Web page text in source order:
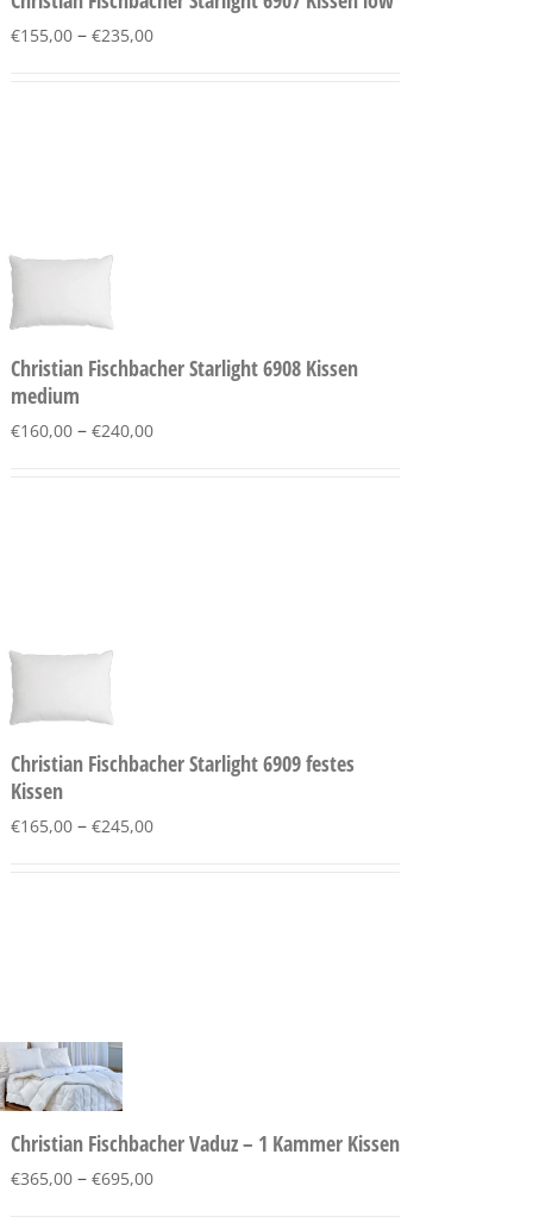
€155,00– €235,00
Christian Fischbacher Starlight 6908 Kissen
medium
€160,00– €240,00
Christian Fischbacher Starlight 6909 festes
Kissen
€165,00– €245,00
Christian Fischbacher Vaduz – 1 Kammer Kissen
€365,00– €695,00